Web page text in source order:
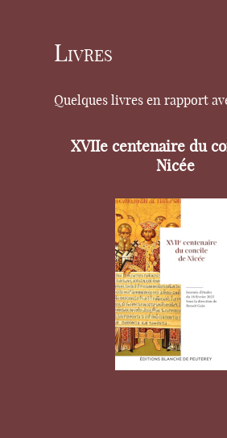
Livres
Quelques livres en rapport
XVIIe centenaire du
Nicée